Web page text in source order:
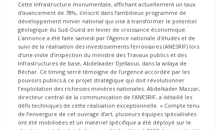
Cette infrastructure monumentale, affichant actuellement un taux
d’avancement de 78%, s’inscrit dans l’ambitieux programme de
développement minier national qui vise à transformer le potentiel
géologique du Sud-Ouest en levier de croissance économique.
L’annonce a été faite samedi par l’Agence nationale d’études et de
suivi de la réalisation des investissements ferroviaires (ANESRIF) lors
d’une visite d’inspection du ministre des Travaux publics et des
Infrastructures de base, Abdelkader Djellaoui, dans la wilaya de
Béchar. Ce timing serré témoigne de l’urgence accordée par les
pouvoirs publics à ce projet stratégique qui doit révolutionner
l’exploitation des richesses minières nationales. Abdelkader Mazzar,
directeur central de la communication de l’ANESRIF, a détaillé les
défis techniques de cette réalisation exceptionnelle. « Compte tenu
de l’envergure de cet ouvrage d’art, plusieurs équipes spécialisées
ont été mobilisées et un matériel spécifique a été déployé sur le